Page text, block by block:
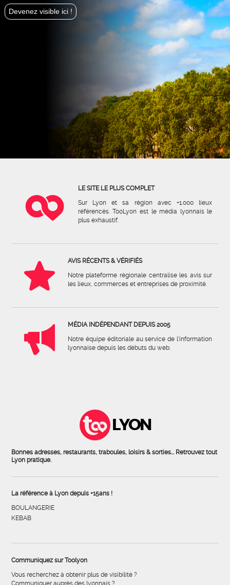
Devenez visible ici !
LE SITE LE PLUS COMPLET
Sur Lyon et sa région avec +1.000 lieux
référencés. TooLyon est le média lyonnais le
plus exhaustif.
AVIS RÉCENTS & VÉRIFIÉS
Notre plateforme régionale centralise les avis sur
les lieux, commerces et entreprises de proximité.
MÉDIA INDÉPENDANT DEPUIS 2005
Notre équipe éditoriale au service de l'information
lyonnaise depuis les débuts du web.
LYON
Bonnes adresses, restaurants, traboules, loisirs & sorties... Retrouvez tout
Lyon pratique.
La référence à Lyon depuis +15ans !
BOULANGERIE
KEBAB
Communiquez sur Toolyon
Vous recherchez à obtenir plus de visibilité ?
Communiquer auprès des lyonnais ?